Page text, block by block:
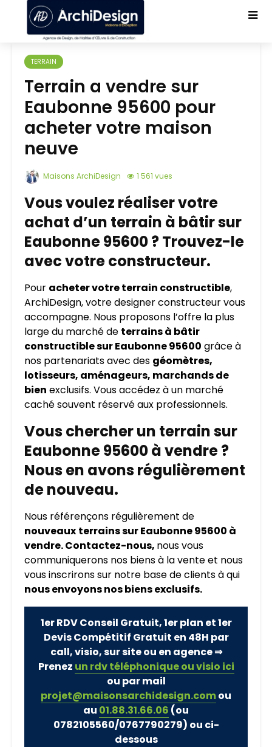
TERRAIN
Terrain a vendre sur
Eaubonne 95600 pour
acheter votre maison
neuve
Maisons ArchiDesign 1 561 vues
Vous voulez réaliser votre
achat d’un terrain à bâtir sur
Eaubonne 95600 ? Trouvez-le
avec votre constructeur.
Pour acheter votre terrain constructible,
ArchiDesign, votre designer constructeur vous
accompagne. Nous proposons l’offre la plus
large du marché de terrains à bâtir
constructible sur Eaubonne 95600 grâce à
nos partenariats avec des géomètres,
lotisseurs, aménageurs, marchands de
bien exclusifs. Vous accédez à un marché
caché souvent réservé aux professionnels.
Vous chercher un terrain sur
Eaubonne 95600 à vendre ?
Nous en avons régulièrement
de nouveau.
Nous référençons régulièrement de
nouveaux terrains sur Eaubonne 95600 à
vendre. Contactez-nous, nous vous
communiquerons nos biens à la vente et nous
vous inscrirons sur notre base de clients à qui
nous envoyons nos biens exclusifs.
1er RDV Conseil Gratuit, 1er plan et 1er
Devis Compétitif Gratuit en 48H par
call, visio, sur site ou en agence ⇒
Prenez un rdv téléphonique ou visio ici
ou par mail
projet@maisonsarchidesign.comou
au 01.88.31.66.06 (ou
0782105560/0767790279) ou ci-
dessous